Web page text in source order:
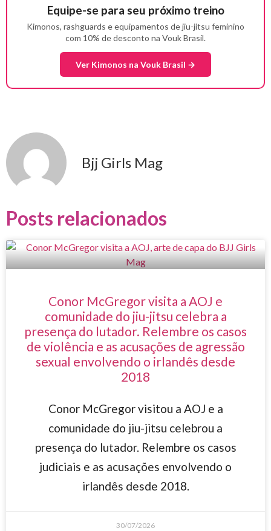
Equipe-se para seu próximo treino
Kimonos, rashguards e equipamentos de jiu-jitsu feminino
com 10% de desconto na Vouk Brasil.
Ver Kimonos na Vouk Brasil →
Bjj Girls Mag
Posts relacionados
Conor McGregor visita a AOJ e
comunidade do jiu-jitsu celebra a
presença do lutador. Relembre os casos
de violência e as acusações de agressão
sexual envolvendo o irlandês desde
2018
Conor McGregor visitou a AOJ e a
comunidade do jiu-jitsu celebrou a
presença do lutador. Relembre os casos
judiciais e as acusações envolvendo o
irlandês desde 2018.
30/07/2026